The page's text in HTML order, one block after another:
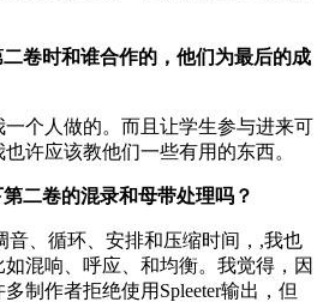
卷时和谁合作的，他们为最后的成
个人做的。而且让学生参与进来可
许应该教他们一些有用的东西。
二卷的混录和母带处理吗？
音、循环、安排和压缩时间，,我也
混响、呼应、和均衡。我觉得，因
制作者拒绝使用Spleeter输出，但